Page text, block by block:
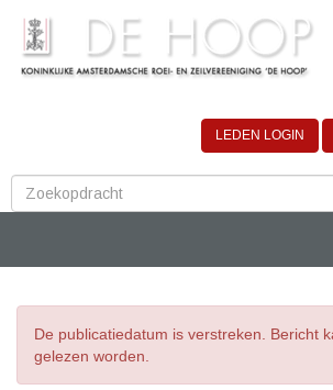
LEDEN LOGIN
De publicatiedatum is verstreken. Bericht
gelezen worden.